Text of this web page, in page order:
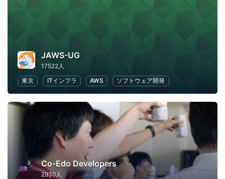
JAWS-UG
17522人
東京
ITインフラ AWS ソフトウェア開発
Co-Edo Developers
2930人